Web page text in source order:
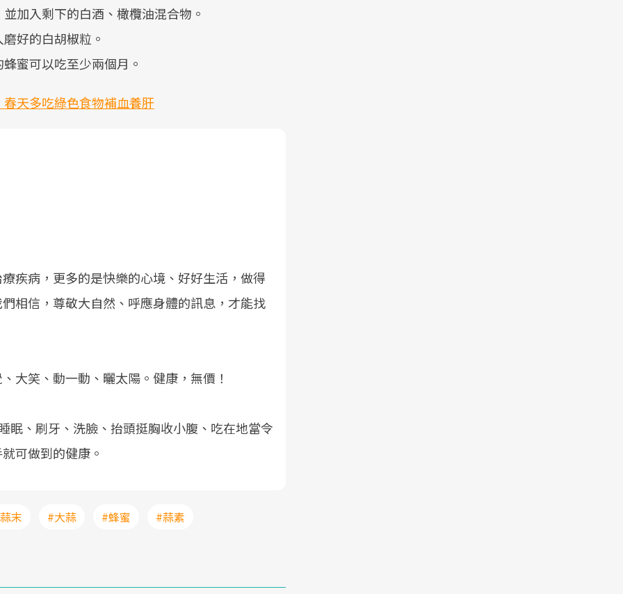
加入剩下的白酒、橄欖油混合物。
好的白胡椒粒。
蜜可以吃至少兩個月。
天多吃綠色食物補血養肝
疾病，更多的是快樂的心境、好好生活，做得
相信，尊敬大自然、呼應身體的訊息，才能找
大笑、動一動、曬太陽。健康，無價！
、刷牙、洗臉、抬頭挺胸收小腹、吃在地當令
可做到的健康。
末 #大蒜 #蜂蜜 #蒜素